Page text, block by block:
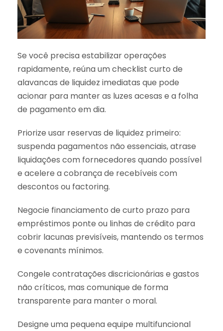
Se você precisa estabilizar operações
rapidamente, reúna um checklist curto de
alavancas de liquidez imediatas que pode
acionar para manter as luzes acesas e a folha
de pagamento em dia.
Priorize usar reservas de liquidez primeiro:
suspenda pagamentos não essenciais, atrase
liquidações com fornecedores quando possível
e acelere a cobrança de recebíveis com
descontos ou factoring.
Negocie financiamento de curto prazo para
empréstimos ponte ou linhas de crédito para
cobrir lacunas previsíveis, mantendo os termos
e covenants mínimos.
Congele contratações discricionárias e gastos
não críticos, mas comunique de forma
transparente para manter o moral.
Designe uma pequena equipe multifuncional